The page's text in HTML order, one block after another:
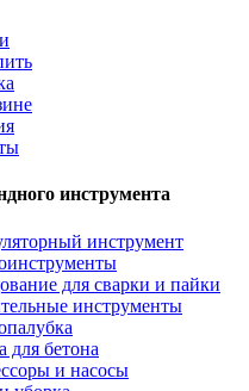
инструмента
инструмент
для сварки и пайки
инструменты
для бетона
и насосы